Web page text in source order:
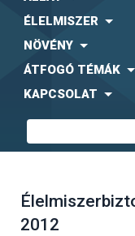
ÉLELMISZER
NÖVÉNY
ÁTFOGÓ TÉMÁK
KAPCSOLAT
2012